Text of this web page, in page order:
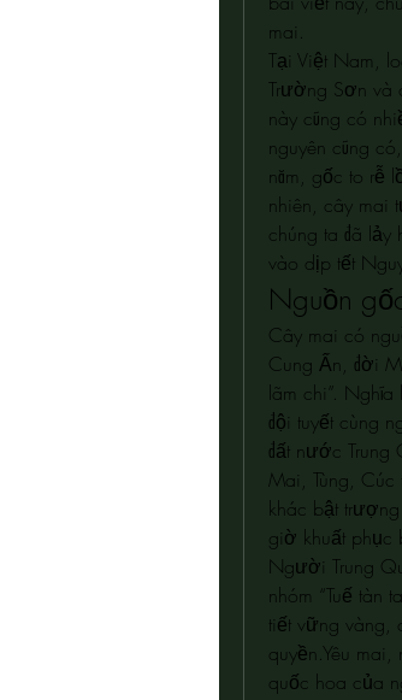
mai.
Tại Việt Nam,
Trường Sơn và
này cũng có
nguyên cũng
năm, gốc to rễ
nhiên, cây mai
chúng ta đã
vào dịp tết
Nguồn
Cây mai có
Cung Ấn, đời
lãm chi”.
đội tuyết cùng
đất nước
Mai, Tùng, Cúc
khác bật
giờ khuất phục
Người Trung
nhóm “Tuế tàn
tiết vững vàng,
quyền.Yêu
quốc hoa của